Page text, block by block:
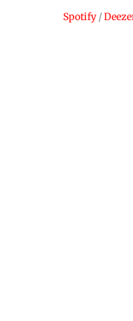
Spotify /